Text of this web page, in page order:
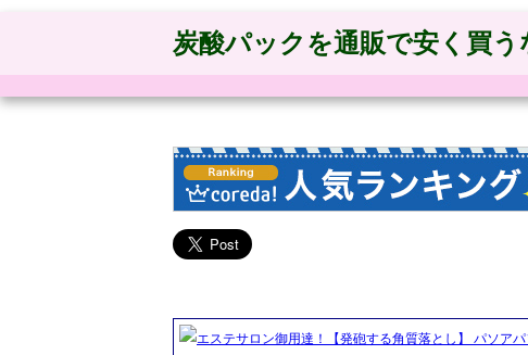
炭酸パックを通販で安く買う
エステサロン御用達！【発砲する角質落とし】 パソア